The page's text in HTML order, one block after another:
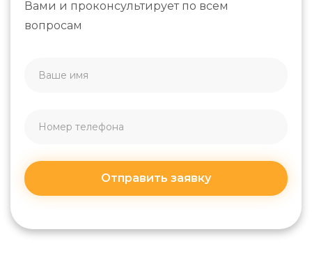
Вами и проконсультирует по всем
вопросам